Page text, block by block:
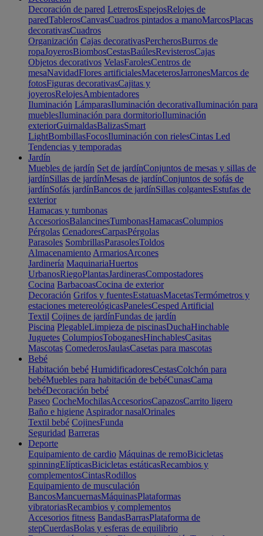
Decoración de pared LetrerosEspejosRelojes de
paredTablerosCanvasCuadros pintados a manoMarcosPlacas
decorativasCuadros
Organización Cajas decorativasPercherosBurros de
ropaJoyerosBiombosCestasBaúlesRevisterosCajas
Objetos decorativos VelasFarolesCentros de
mesaNavidadFlores artificialesMaceterosJarronesMarcos de
fotosFiguras decorativasCajitas y
joyerosRelojesAmbientadores
Iluminación LámparasIluminación decorativaIluminación para
mueblesIluminación para dormitorioIluminación
exteriorGuirnaldasBalizasSmart
LightBombillasFocosIluminación con rielesCintas Led
Tendencias y temporadas
Jardín
Muebles de jardín Set de jardínConjuntos de mesas y sillas de
jardínSillas de jardínMesas de jardínConjuntos de sofás de
jardínSofás jardínBancos de jardínSillas colgantesEstufas de
exterior
Hamacas y tumbonas
AccesoriosBalancinesTumbonasHamacasColumpios
Pérgolas CenadoresCarpasPérgolas
Parasoles SombrillasParasolesToldos
Almacenamiento ArmariosArcones
Jardinería MaquinariaHuertos
UrbanosRiegoPlantasJardinerasCompostadores
Cocina BarbacoasCocina de exterior
Decoración Grifos y fuentesEstatuasMacetasTermómetros y
estaciones metereológicasPanelesCesped Artificial
Textil Cojines de jardínFundas de jardín
Piscina PlegableLimpieza de piscinasDuchaHinchable
Juguetes ColumpiosToboganesHinchablesCasitas
Mascotas ComederosJaulasCasetas para mascotas
Bebé
Habitación bebé HumidificadoresCestasColchón para
bebéMuebles para habitación de bebéCunasCama
bebéDecoración bebé
Paseo CocheMochilasAccesoriosCapazosCarrito ligero
Baño e higiene Aspirador nasalOrinales
Textil bebé CojinesFunda
Seguridad Barreras
Deporte
Equipamiento de cardio Máquinas de remoBicicletas
spinningElípticasBicicletas estáticasRecambios y
complementosCintasRodillos
Equipamiento de musculación
BancosMancuernasMáquinasPlataformas
vibratoriasRecambios y complementos
Accesorios fitness BandasBarrasPlataforma de
stepCuerdasBolas y esferas de equilibrio